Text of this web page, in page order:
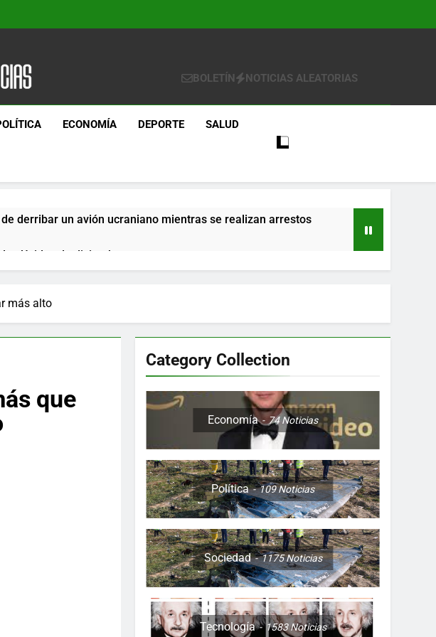
BOLETÍN NOTICIAS ALEATORIAS
ECONOMÍA DEPORTE SALUD
derribar un avión ucraniano mientras se realizan arrestos
Unidos de diciembre
años
Chile, Argentina, Colombia, Perú , Ecuador, Costa Rica y
binoculares de visión nocturna y reuniones de secuestrados
un clip de movimiento desde una sola foto
más alto
que
Category Collection
Economía 74Noticias
Política 109Noticias
Sociedad 1175Noticias
Tecnología 1583Noticias